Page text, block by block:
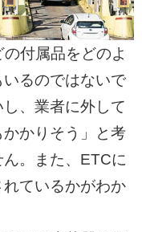
付属品をどのよ
るのではないで
、業者に外して
かりそう」と考
。また、ETCに
ているかがわか